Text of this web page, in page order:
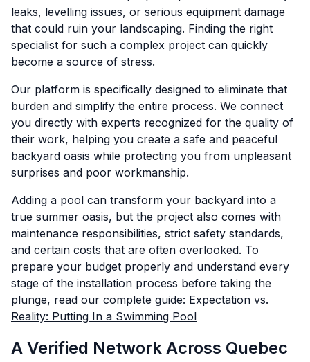
leaks, levelling issues, or serious equipment damage
that could ruin your landscaping. Finding the right
specialist for such a complex project can quickly
become a source of stress.
Our platform is specifically designed to eliminate that
burden and simplify the entire process. We connect
you directly with experts recognized for the quality of
their work, helping you create a safe and peaceful
backyard oasis while protecting you from unpleasant
surprises and poor workmanship.
Adding a pool can transform your backyard into a
true summer oasis, but the project also comes with
maintenance responsibilities, strict safety standards,
and certain costs that are often overlooked. To
prepare your budget properly and understand every
stage of the installation process before taking the
plunge, read our complete guide: Expectation vs.
Reality: Putting In a Swimming Pool
A Verified Network Across Quebec